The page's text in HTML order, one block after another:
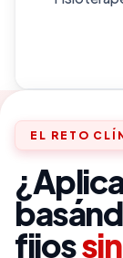
San
EL RETO
fijos